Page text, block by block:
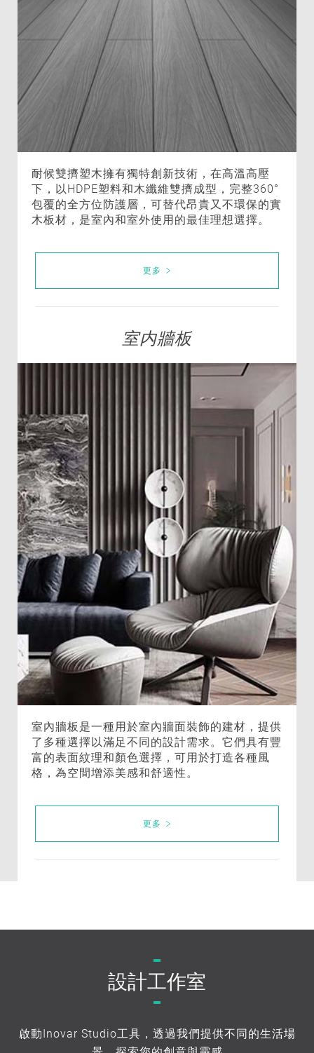
耐候雙擠塑木擁有獨特創新技術，在高溫高壓
下，以HDPE塑料和木纖維雙擠成型，完整360°
包覆的全方位防護層，可替代昂貴又不環保的實
木板材，是室內和室外使用的最佳理想選擇。
更多
室内牆板
室內牆板是一種用於室內牆面裝飾的建材，提供
了多種選擇以滿足不同的設計需求。它們具有豐
富的表面紋理和顏色選擇，可用於打造各種風
格，為空間增添美感和舒適性。
更多
設計工作室
啟動Inovar Studio工具，透過我們提供不同的生活場